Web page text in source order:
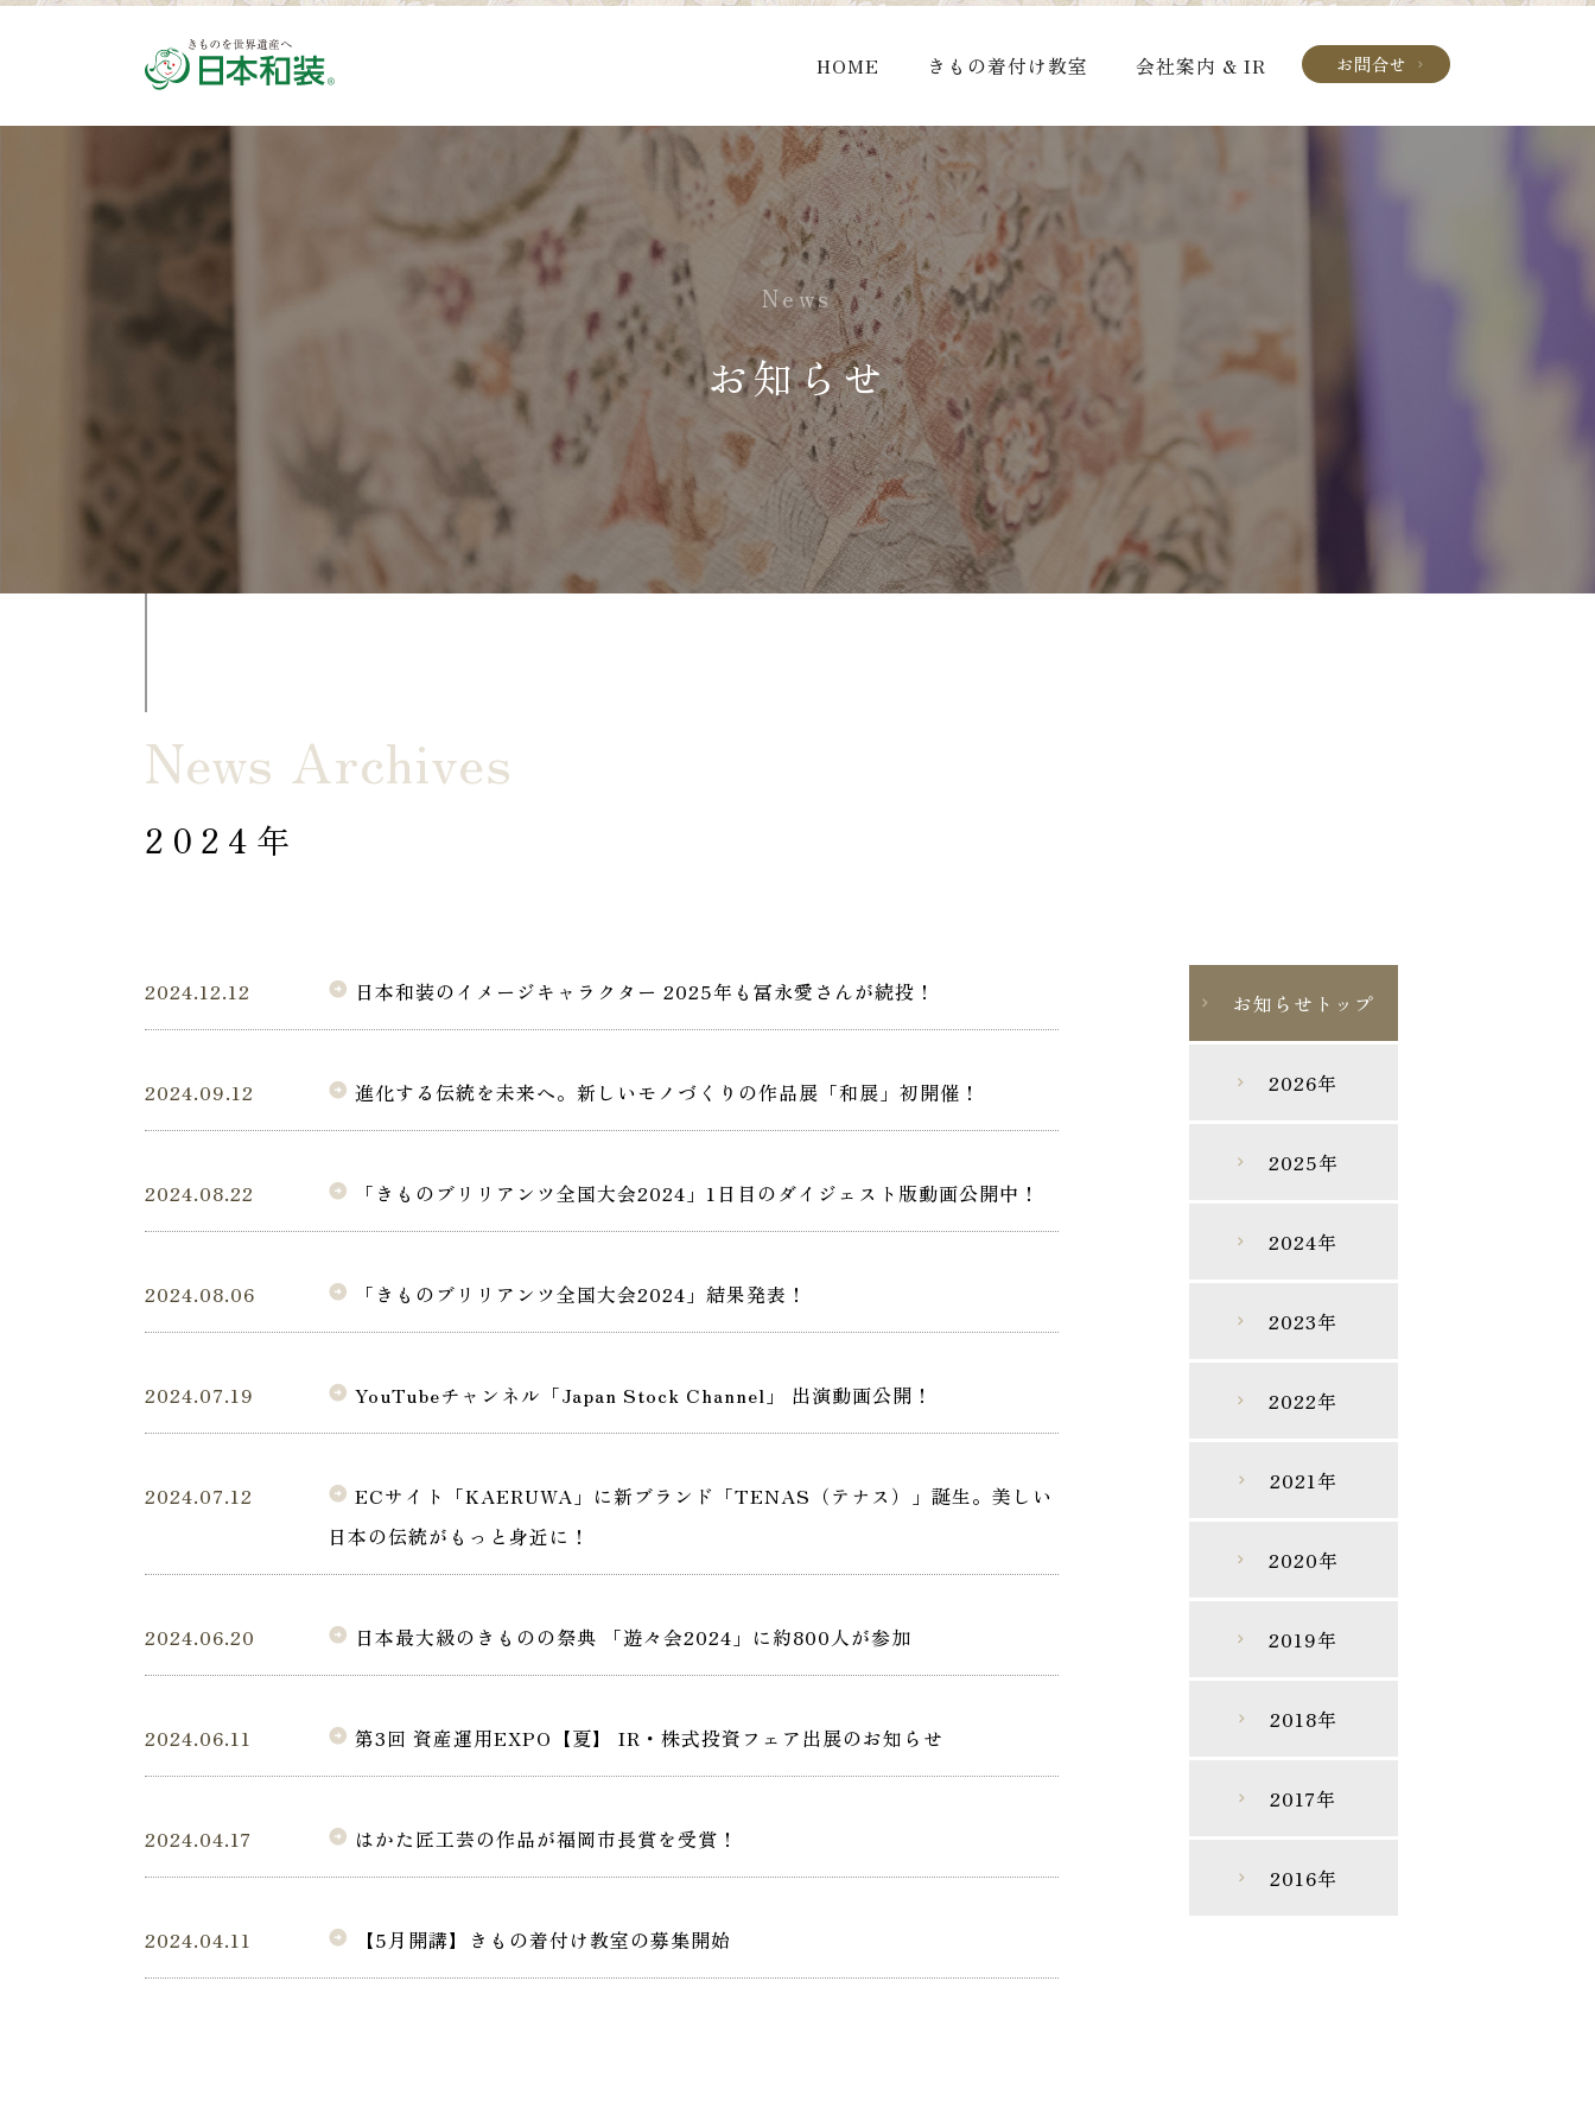
HOME きもの着付け教室 会社案内 & IR お問合せ chevron_right
News
お知らせ
News Archives
2024年
chevron_right お知らせトップ
chevron_right 2026年
chevron_right 2025年
chevron_right 2024年
chevron_right 2023年
chevron_right 2022年
chevron_right 2021年
chevron_right 2020年
chevron_right 2019年
chevron_right 2018年
chevron_right 2017年
chevron_right 2016年
2024.12.12 arrow_circle_right 日本和装のイメージキャラクター 2025年も冨永愛さんが続投！
2024.09.12 arrow_circle_right 進化する伝統を未来へ。新しいモノづくりの作品展「和展」初開催！
2024.08.22 arrow_circle_right 「きものブリリアンツ全国大会2024」1日目のダイジェスト版動画公開中！
2024.08.06 arrow_circle_right 「きものブリリアンツ全国大会2024」結果発表！
2024.07.19 arrow_circle_right YouTubeチャンネル「Japan Stock Channel」 出演動画公開！
2024.07.12 arrow_circle_right ECサイト「KAERUWA」に新ブランド「TENAS（テナス）」誕生。美しい
日本の伝統がもっと身近に！
2024.06.20 arrow_circle_right 日本最大級のきものの祭典 「遊々会2024」に約800人が参加
2024.06.11 arrow_circle_right 第3回 資産運用EXPO【夏】 IR・株式投資フェア出展のお知らせ
2024.04.17 arrow_circle_right はかた匠工芸の作品が福岡市長賞を受賞！
2024.04.11 arrow_circle_right 【5月開講】きもの着付け教室の募集開始